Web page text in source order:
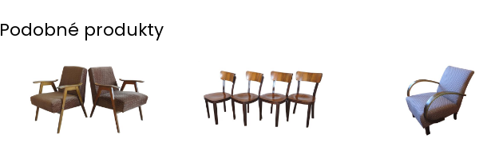
Podobné produkty